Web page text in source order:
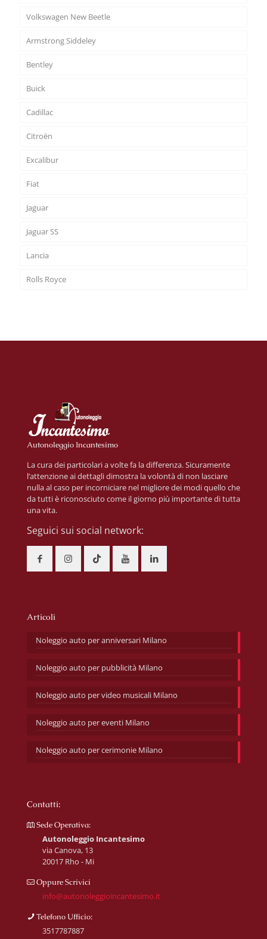
Volkswagen New Beetle
Armstrong Siddeley
Bentley
Buick
Cadillac
Citroën
Excalibur
Fiat
Jaguar
Jaguar SS
Lancia
Rolls Royce
Autonoleggio Incantesimo
La cura dei particolari a volte fa la differenza. Sicuramente
l’attenzione ai dettagli dimostra la volontà di non lasciare
nulla al caso per incorniciare nel migliore dei modi quello che
da tutti è riconosciuto come il giorno più importante di tutta
una vita.
Seguici sui social network:
Articoli
Noleggio auto per anniversari Milano
Noleggio auto per pubblicità Milano
Noleggio auto per video musicali Milano
Noleggio auto per eventi Milano
Noleggio auto per cerimonie Milano
Contatti:
Sede Operativa:
Autonoleggio Incantesimo
via Canova, 13
20017 Rho - Mi
Oppure Scrivici
info@autonoleggioincantesimo.it
Telefono Ufficio:
3517787887